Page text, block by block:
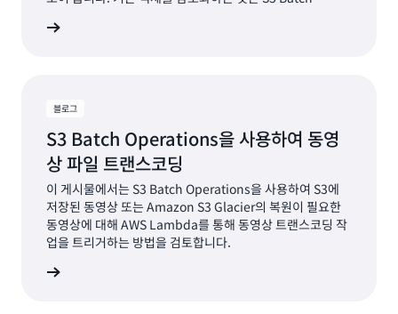
는 다양한 방법 중 하나입니다.
블로그
S3 Batch Operations을 사용하여 동영
상 파일 트랜스코딩
이 게시물에서는 S3 Batch Operations을 사용하여 S3에
저장된 동영상 또는 Amazon S3 Glacier의 복원이 필요한
동영상에 대해 AWS Lambda를 통해 동영상 트랜스코딩 작
업을 트리거하는 방법을 검토합니다.